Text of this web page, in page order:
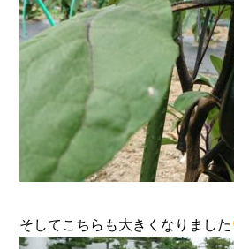
そしてこちらも大きくなりました